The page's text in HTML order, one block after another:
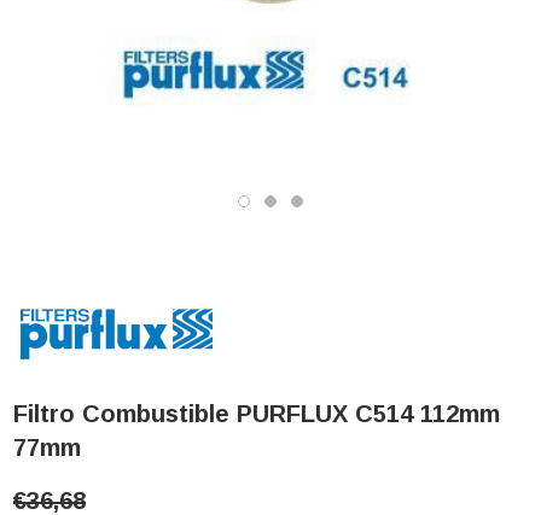
Filtro Combustible PURFLUX C514 112mm
77mm
€36,68